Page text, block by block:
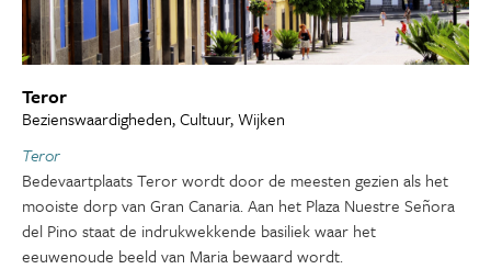
Teror
Bezienswaardigheden, Cultuur, Wijken
Teror
Bedevaartplaats Teror wordt door de meesten gezien als het
mooiste dorp van Gran Canaria. Aan het Plaza Nuestre Señora
del Pino staat de indrukwekkende basiliek waar het
eeuwenoude beeld van Maria bewaard wordt.